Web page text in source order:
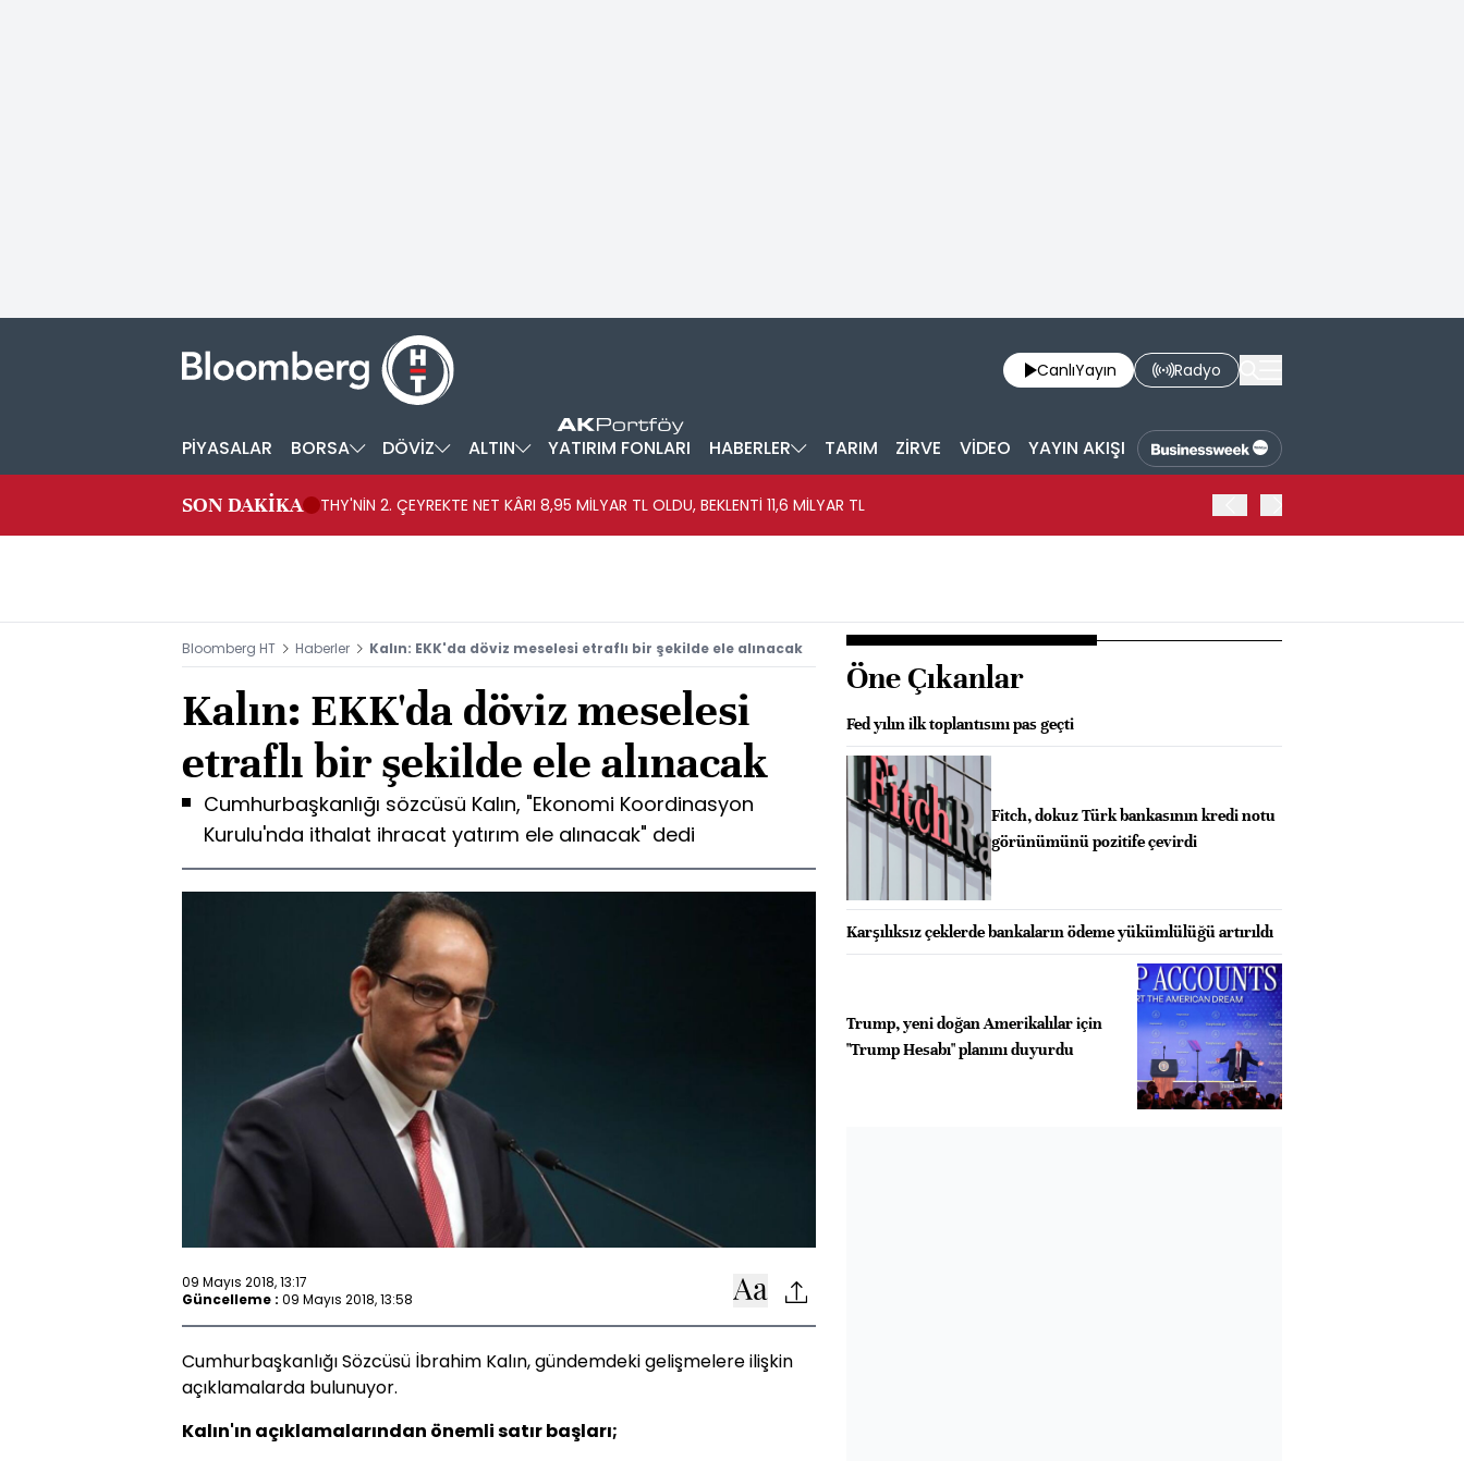
CanlıYayın Radyo
PİYASALAR BORSA DÖVİZ ALTIN YATIRIM FONLARI HABERLER TARIM ZİRVE VİDEO YAYIN AKIŞI
SON DAKİKA THY'NİN 2. ÇEYREKTE NET KÂRI 8,95 MİLYAR TL OLDU, BEKLENTİ 11,6 MİLYAR TL
Bloomberg HT Haberler Kalın: EKK'da döviz meselesi etraflı bir şekilde ele alınacak
Kalın: EKK'da döviz meselesi
etraflı bir şekilde ele alınacak
Cumhurbaşkanlığı sözcüsü Kalın, "Ekonomi Koordinasyon
Kurulu'nda ithalat ihracat yatırım ele alınacak" dedi
09 Mayıs 2018, 13:17
Güncelleme : 09 Mayıs 2018, 13:58
Cumhurbaşkanlığı Sözcüsü İbrahim Kalın, gündemdeki gelişmelere ilişkin
açıklamalarda bulunuyor.
Kalın'ın açıklamalarından önemli satır başları;
Öne Çıkanlar
Fed yılın ilk toplantısını pas geçti
Fitch, dokuz Türk bankasının kredi notu
görünümünü pozitife çevirdi
Karşılıksız çeklerde bankaların ödeme yükümlülüğü artırıldı
Trump, yeni doğan Amerikalılar için
"Trump Hesabı" planını duyurdu